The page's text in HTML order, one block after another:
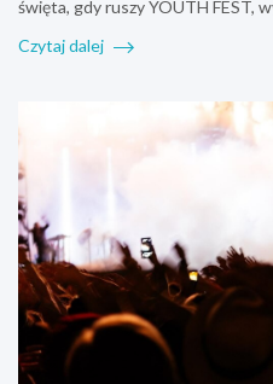
święta, gdy ruszy YOUTH FEST,
Czytaj dalej